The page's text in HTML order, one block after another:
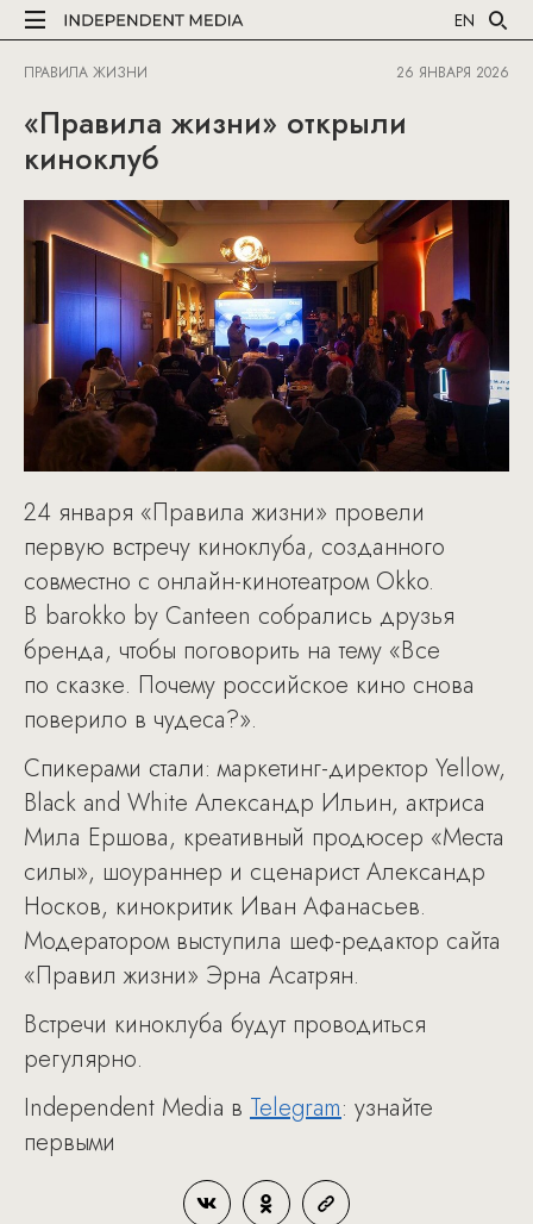
EN
ПРАВИЛА ЖИЗНИ 26 ЯНВАРЯ 2026
«Правила жизни» открыли
киноклуб
24 января «Правила жизни» провели
первую встречу киноклуба, созданного
совместно с онлайн-кинотеатром Оkko.
В barokko by Canteen собрались друзья
бренда, чтобы поговорить на тему «Все
по сказке. Почему российское кино снова
поверило в чудеса?».
Спикерами стали: маркетинг-директор Yellow,
Black and White Александр Ильин, актриса
Мила Ершова, креативный продюсер «Места
силы», шоураннер и сценарист Александр
Носков, кинокритик Иван Афанасьев.
Модератором выступила шеф-редактор сайта
«Правил жизни» Эрна Асатрян.
Встречи киноклуба будут проводиться
регулярно.
Independent Media в Telegram: узнайте
первыми